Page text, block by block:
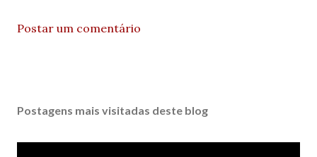
Postar um comentário
Postagens mais visitadas deste blog